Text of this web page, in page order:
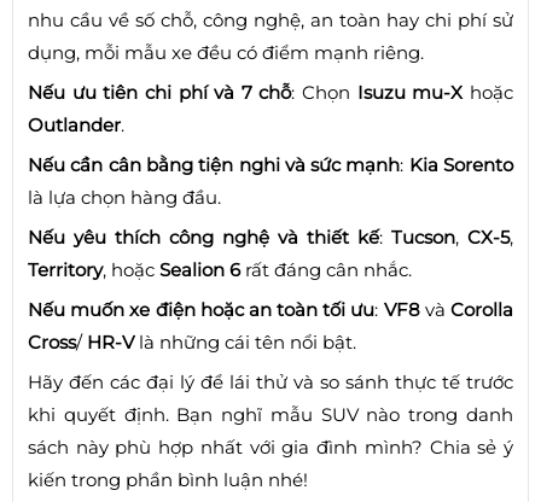
nhu cầu về số chỗ, công nghệ, an toàn hay chi phí sử
dụng, mỗi mẫu xe đều có điểm mạnh riêng.
Nếu ưu tiên chi phí và 7 chỗ: Chọn Isuzu mu-X hoặc
Outlander.
Nếu cần cân bằng tiện nghi và sức mạnh: Kia Sorento
là lựa chọn hàng đầu.
Nếu yêu thích công nghệ và thiết kế: Tucson, CX-5,
Territory, hoặc Sealion 6rất đáng cân nhắc.
Nếu muốn xe điện hoặc an toàn tối ưu: VF8vàCorolla
Cross/ HR-Vlà những cái tên nổi bật.
Hãy đến các đại lý để lái thử và so sánh thực tế trước
khi quyết định. Bạn nghĩ mẫu SUV nào trong danh
sách này phù hợp nhất với gia đình mình? Chia sẻ ý
kiến trong phần bình luận nhé!